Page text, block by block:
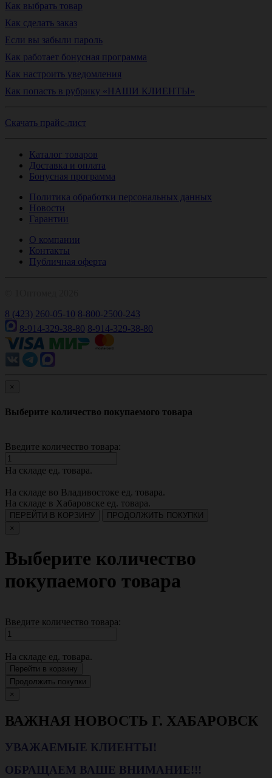
Как выбрать товар
Как сделать заказ
Если вы забыли пароль
Как работает бонусная программа
Как настроить уведомления
Как попасть в рубрику «НАШИ КЛИЕНТЫ»
Скачать прайс-лист
Каталог товаров
Доставка и оплата
Бонусная программа
Политика обработки персональных данных
Новости
Гарантии
О компании
Контакты
Публичная оферта
8 (423) 260-05-10 8-800-2500-243
8-914-329-38-80 8-914-329-38-80
×
Выберите количество покупаемого товара
Введите количество товара:
На складе ед. товара.
На складе во Владивостоке ед. товара.
На складе в Хабаровске ед. товара.
ПЕРЕЙТИ В КОРЗИНУ
ПРОДОЛЖИТЬ ПОКУПКИ
×
Выберите количество
покупаемого товара
Введите количество товара:
На складе ед. товара.
Перейти в корзину
Продолжить покупки
×
ВАЖНАЯ НОВОСТЬ Г. ХАБАРОВСК
УВАЖАЕМЫЕ КЛИЕНТЫ!
ОБРАЩАЕМ ВАШЕ ВНИМАНИЕ!!!